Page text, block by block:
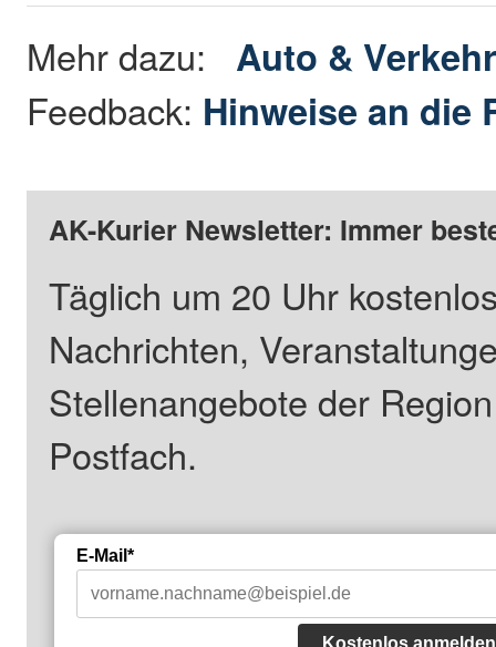
Mehr dazu: Auto &
Feedback: Hinweise an die
AK-Kurier Newsletter: Immer
Täglich um 20 Uhr
Nachrichten,
Stellenangebote der
Postfach.
E-Mail*